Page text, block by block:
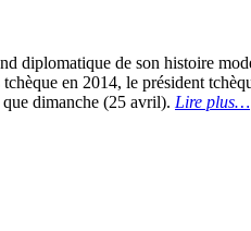
diplomatique de son histoire
en 2014, le président
dimanche (25 avril). Lire plus…